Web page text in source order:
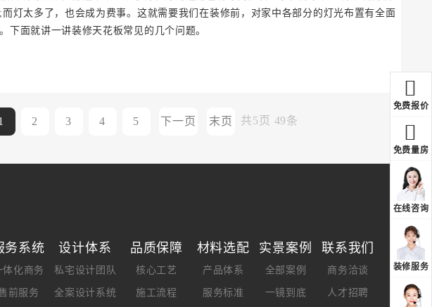
灯太多了，也会成为费事。这就需要我们在装修前，对家中各部分的灯光布置有全面
下面就讲一讲装修天花板常见的几个问题。
2 3 4 5 下一页 末页 共5 页 49条
免费报价
免费量房
在线咨询
装修服务
务系统
体化商务
前服务
设计体系
私宅设计团队
全案设计系统
品质保障
核心工艺
施工流程
材料选配
产品体系
服务标准
实景案例
全部案例
一镜到底
联系我们
商务洽谈
人才招聘